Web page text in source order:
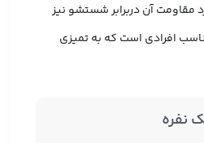
آن دربرابر شستشو نیز
افرادی است که به تمیزی
نفره